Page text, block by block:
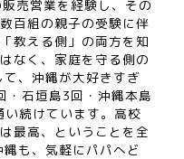
売営業を経験し、その
百組の親子の受験に伴
教える側」の両方を知
なく、家庭を守る側の
、沖縄が大好きすぎ
・石垣島3回・沖縄本島
続けています。高校
最高、ということを全
も、気軽にパパへど